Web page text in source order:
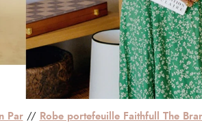
Par//Robe portefeuille Faithfull The